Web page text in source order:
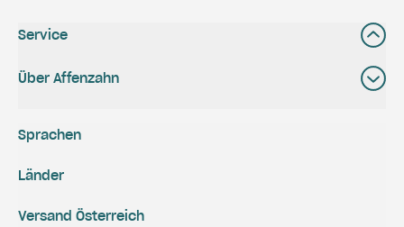
Service
Über Affenzahn
Versand Österreich
Sprachen
Länder